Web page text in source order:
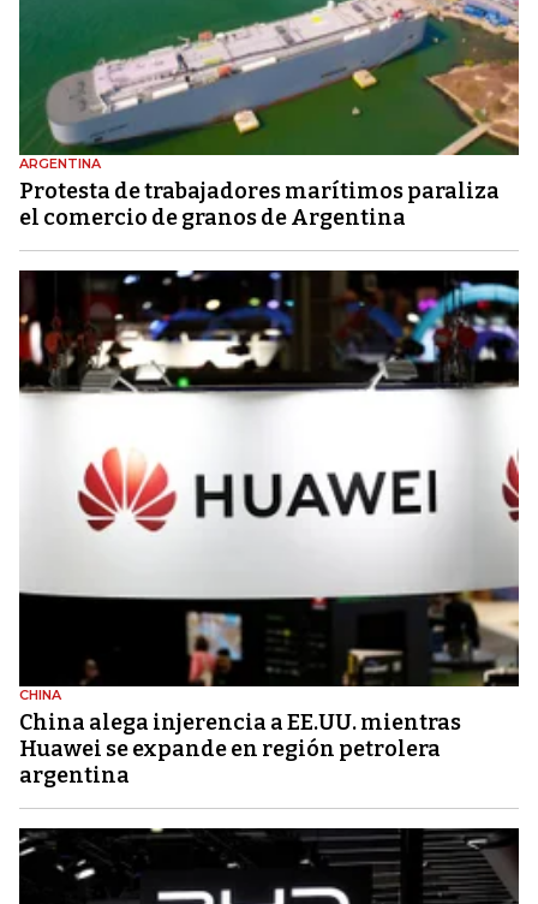
ARGENTINA
Protesta de trabajadores marítimos paraliza
el comercio de granos de Argentina
CHINA
China alega injerencia a EE.UU. mientras
Huawei se expande en región petrolera
argentina